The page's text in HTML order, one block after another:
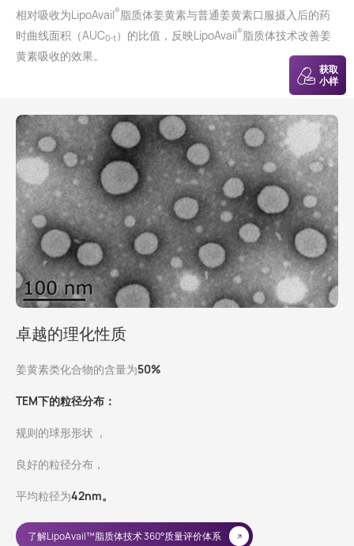
相对吸收为LipoAvail®脂质体姜黄素与普通姜黄素口服摄入后的药
时曲线面积（AUC0-t）的比值，反映LipoAvail®脂质体技术改善姜
黄素吸收的效果。
卓越的理化性质
姜黄素类化合物的含量为50%
TEM下的粒径分布：
规则的球形形状 ，
良好的粒径分布，
平均粒径为42nm。
了解LipoAvail™脂质体技术 360°质量评价体系
获取
小样